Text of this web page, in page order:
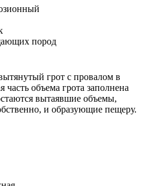
пород
грот с провалом в
часть объема грота заполнена
вытаявшие объемы,
и образующие пещеру.